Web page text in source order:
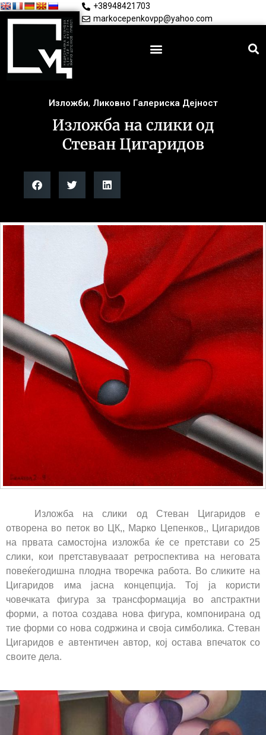
+38948421703
markocepenkovpp@yahoo.com
Изложби, Ликовно Галериска Дејност
Изложба на слики од
Стеван Цигаридов
Изложба на слики од Стеван Цигаридов е
отворена во петок во ЦК,, Марко Цепенков,, Цигаридов
на првата самостојна изложба ќе се претстави со 25
слики, кои претставувааат ретроспектива на неговата
повеќегодишна плодна творечка работа. Во сликите на
Цигаридов има јасна концепција. Тој ја користи
човечката фигура за трансформација во апстрактни
форми, а потоа создава нова фигура, компонирана од
тие форми со нова содржина и своја симболика. Стеван
Цигаридов е автентичен автор, кој остава впечаток со
своите дела.